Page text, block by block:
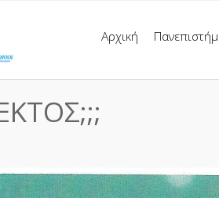
Αρχική